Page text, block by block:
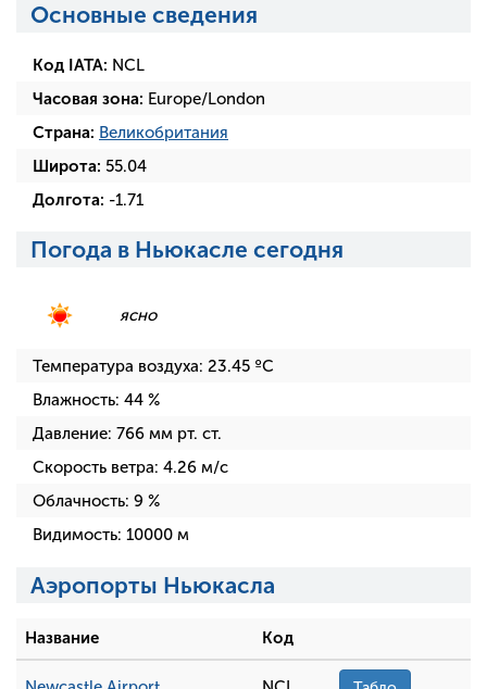
Основные сведения
Код IATA: NCL
Часовая зона: Europe/London
Страна: Великобритания
Широта: 55.04
Долгота: -1.71
Погода в Ньюкасле сегодня
ясно
Температура воздуха: 23.45 ºC
Влажность: 44 %
Давление: 766 мм рт. ст.
Скорость ветра: 4.26 м/с
Облачность: 9 %
Видимость: 10000 м
Аэропорты Ньюкасла
Название Код